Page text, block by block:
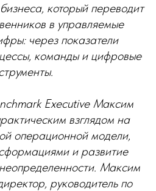
который переводит
в управляемые
через показатели
команды и цифровые
Executive Максим
взглядом на
операционной модели,
и развитие
Максим
руководитель по